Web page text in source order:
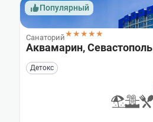
Популярный
Санаторий★★★★★
Аквамарин, Севастополь
Детокс